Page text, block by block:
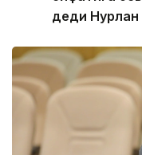
деди Нурлан